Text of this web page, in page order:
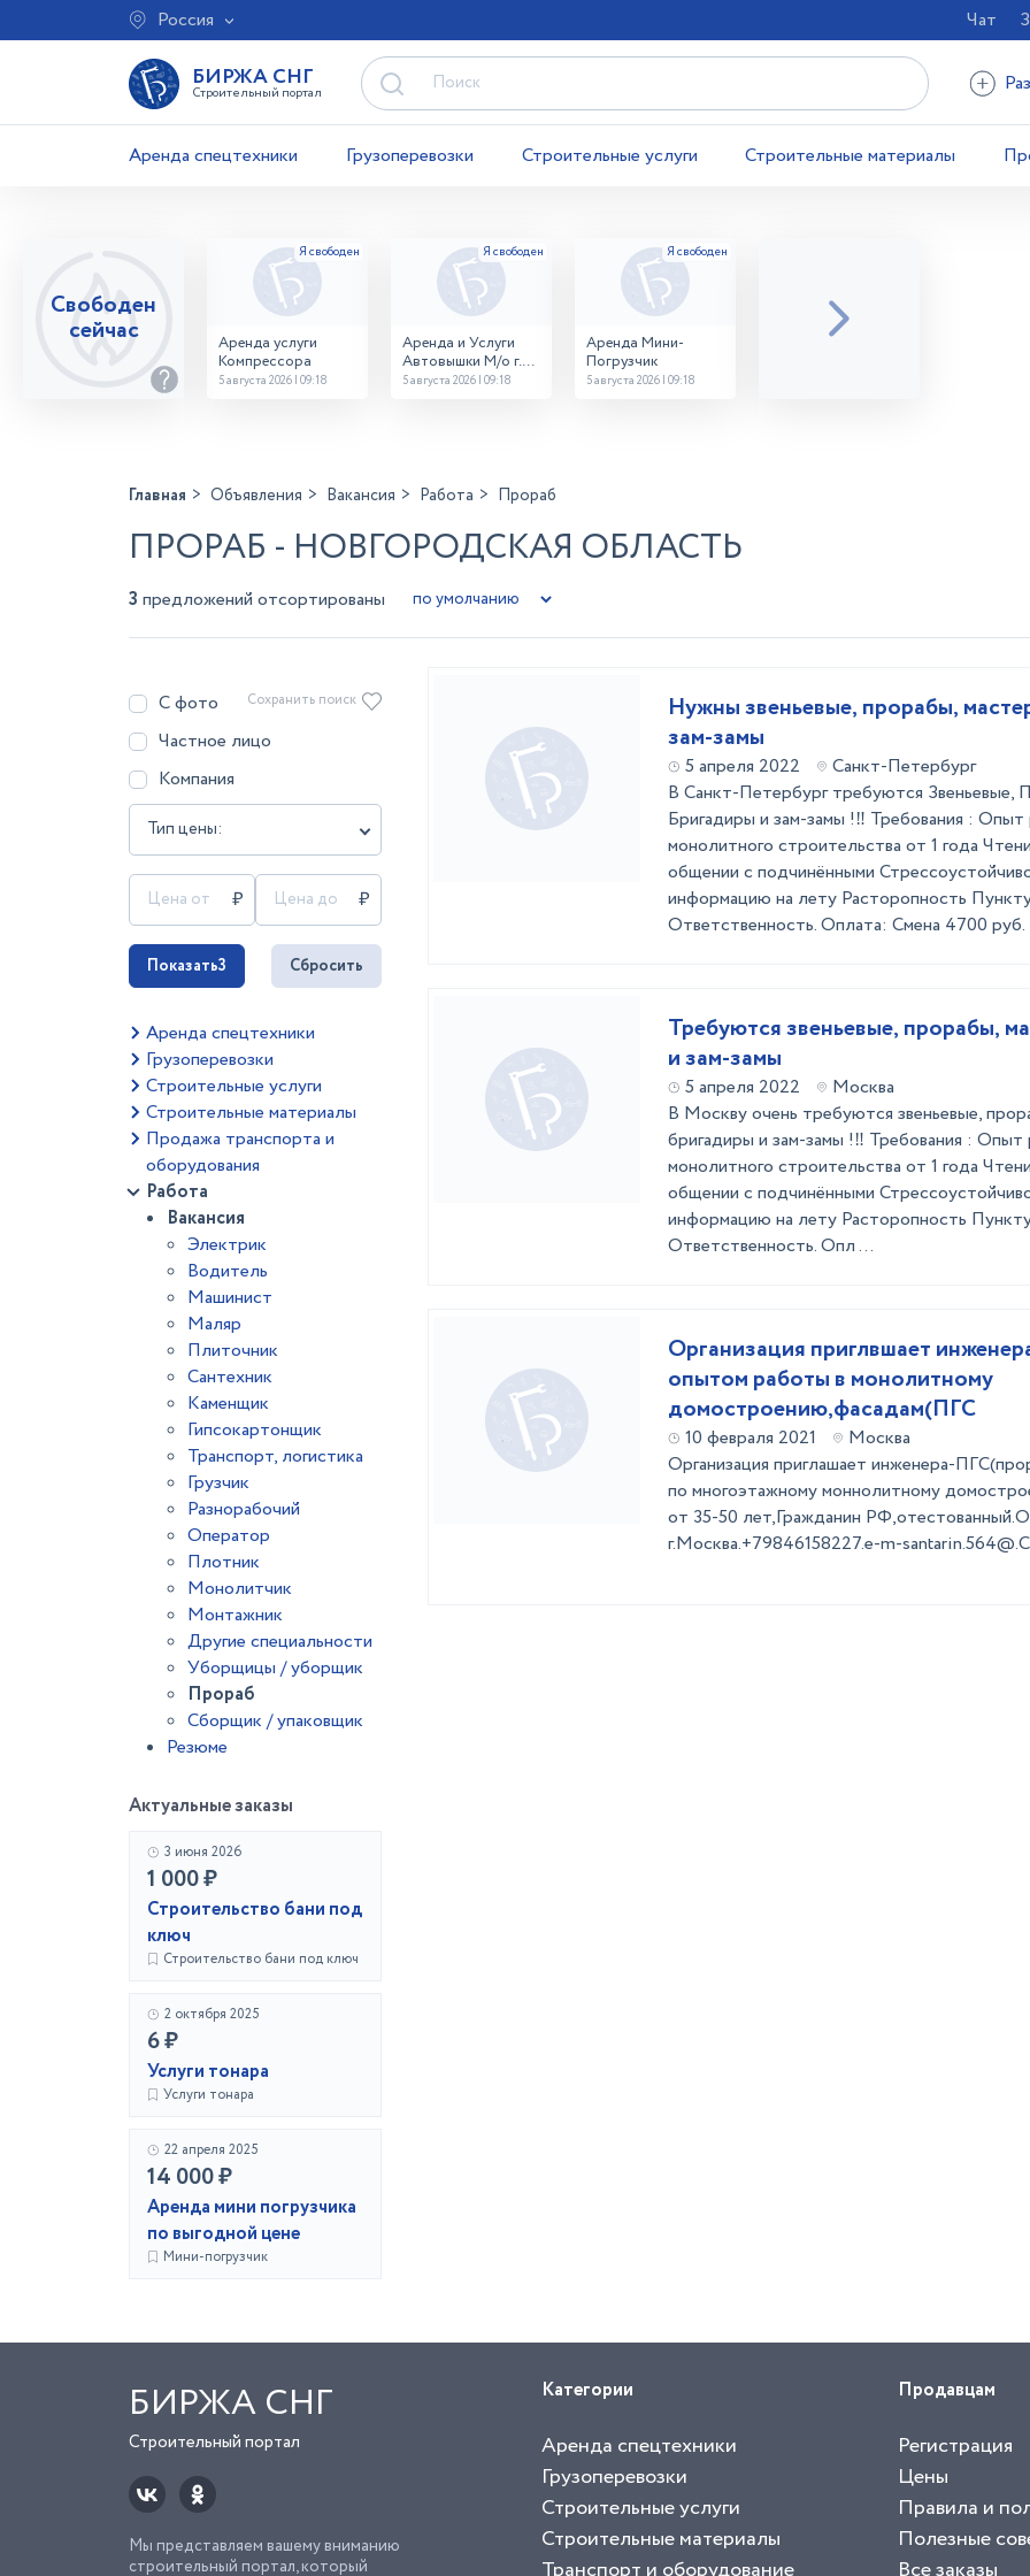
Россия Чат
БИРЖА СНГ
Строительный портал
Аренда спецтехники Грузоперевозки Строительные услуги Строительные материалы
Свободен
сейчас
Аренда услуги
Компрессора
5 августа 2026 | 09:18
Аренда и Услуги
Автовышки М/о г.
Домодедово
5 августа 2026 | 09:18
Аренда Мини-
Погрузчик
5 августа 2026 | 09:18
Главная Объявления Вакансия Работа Прораб
ПРОРАБ - НОВГОРОДСКАЯ ОБЛАСТЬ
3 предложений отсортированы
С фото
Частное лицо
Компания
Тип цены:
Сохранить поиск
Показать3 Сбросить
Аренда спецтехники
Грузоперевозки
Строительные услуги
Строительные материалы
Продажа транспорта и
оборудования
Работа
Вакансия
Электрик
Водитель
Машинист
Маляр
Плиточник
Сантехник
Каменщик
Гипсокартонщик
Транспорт, логистика
Грузчик
Разнорабочий
Оператор
Плотник
Монолитчик
Монтажник
Другие специальности
Уборщицы / уборщик
Прораб
Сборщик / упаковщик
Резюме
Актуальные заказы
3 июня 2026
1 000 ₽
Строительство бани под
ключ
Строительство бани под ключ
2 октября 2025
6 ₽
Услуги тонара
Услуги тонара
22 апреля 2025
14 000 ₽
Аренда мини погрузчика
по выгодной цене
Мини-погрузчик
Нужны звеньевые, прорабы,
зам-замы
5 апреля 2022
Санкт-Петербург
В Санкт-Петербург требуются Звеньевые,
Бригадиры и зам-замы !‼ Требования :
монолитного строительства от 1 года
общении с подчинёнными
информацию на лету Расторопность
Ответственность. Оплата: Смена 4700
Требуются звеньевые, прорабы,
и зам-замы
5 апреля 2022
Москва
В Москву очень требуются звеньевые,
бригадиры и зам-замы !‼ Требования :
монолитного строительства от 1 года
общении с подчинёнными
информацию на лету Расторопность
Ответственность. Опл ...
Организация приглвшает
опытом работы в монолитному
домостроению,фасадам(ПГС
10 февраля 2021
Москва
Организация приглашает инженера-
по многоэтажному моннолитному
от 35-50 лет,Гражданин
г.Москва.+79846158227.e-m-
БИРЖА СНГ
Строительный портал
Мы представляем вашему вниманию
строительный портал, который
Категории
Аренда спецтехники
Грузоперевозки
Строительные услуги
Строительные материалы
Продавцам
Регистрация
Цены
Правила и
Полезные